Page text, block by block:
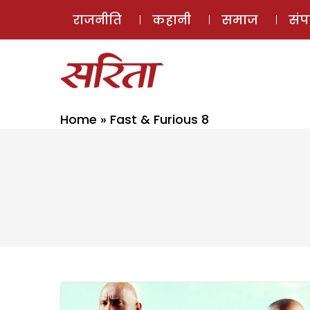
राजनीति कहानी समाज
Home » Fast & Furious 8